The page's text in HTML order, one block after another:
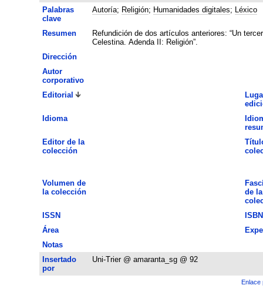
Palabras
clave
Autoría; Religión; Humanidades digitales; Léxico
Resumen
Refundición de dos artículos anteriores: “Un
Celestina. Adenda II: Religión”.
Dirección
Autor
corporativo
Editorial
Idioma
Editor de la
colección
Volumen de
la colección
de la
ISSN
ISBN
Área
Notas
Insertado
por
Uni-Trier @ amaranta_sg @ 92
Enlace